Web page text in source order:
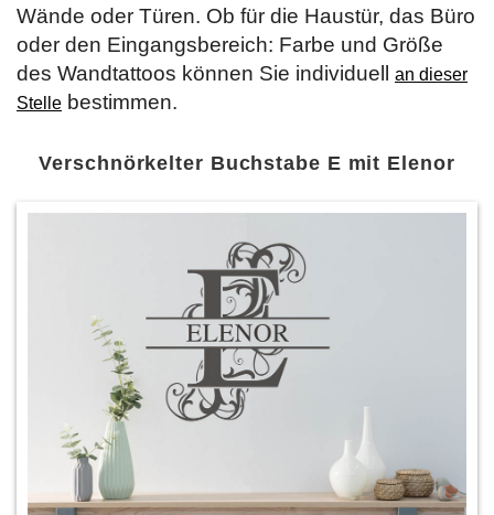
Wände oder Türen. Ob für die Haustür, das Büro
oder den Eingangsbereich: Farbe und Größe
des Wandtattoos können Sie individuell
an dieser
Stelle bestimmen.
Verschnörkelter Buchstabe E mit Elenor